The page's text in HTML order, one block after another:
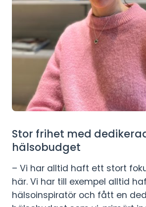
Stor frihet med
hälsobudget
– Vi har alltid haft ett stort
här. Vi har till exempel alltid
hälsoinspiratör och fått en